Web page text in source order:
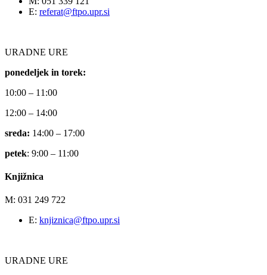
E: referat@ftpo.upr.si
URADNE URE
ponedeljek in torek:
10:00 – 11:00
12:00 – 14:00
sreda: 14:00 – 17:00
petek: 9:00 – 11:00
Knjižnica
M: 031 249 722
E: knjiznica@ftpo.upr.si
URADNE URE